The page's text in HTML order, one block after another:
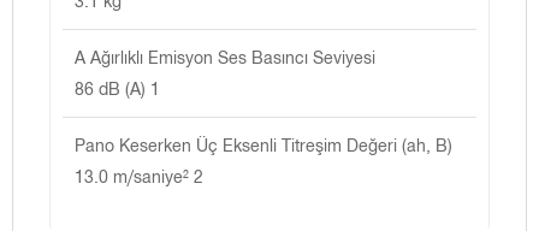
A Ağırlıklı Emisyon Ses Basıncı Seviyesi
86 dB (A) 1
Pano Keserken Üç Eksenli Titreşim Değeri (ah, B)
13.0 m/saniye² 2